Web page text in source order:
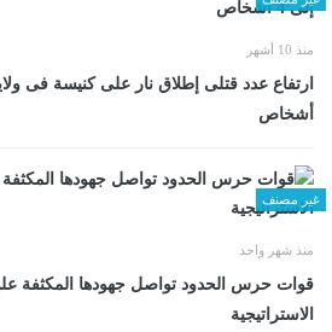
منذ 10 أشهر
أشخاص
غير مصنف
منذ شهر واحد
قوات حرس الحدود تواصل جهودها المكثفة
الاستراتيجية